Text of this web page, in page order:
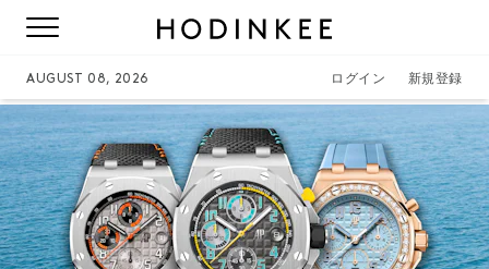
AUGUST 08, 2026 ログイン 新規登録